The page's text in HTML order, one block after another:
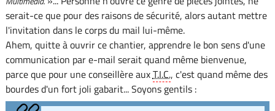
serait-ce que pour des raisons de sécurité, alors autant mettre
l'invitation dans le corps du mail lui-même.
Ahem, quitte à ouvrir ce chantier, apprendre le bon sens d'une
communication par e-mail serait quand même bienvenue,
parce que pour une conseillère auxT.I.C., c'est quand même des
bourdes d'un fort joli gabarit... Soyons gentils :